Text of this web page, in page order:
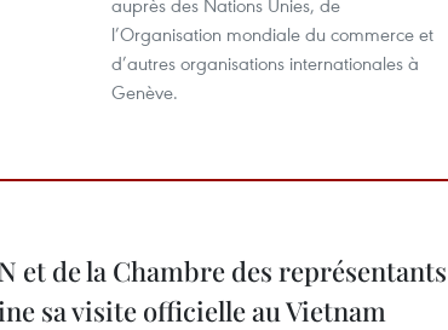
auprès des Nations Unies, de
l’Organisation mondiale du commerce et
d’autres organisations internationales à
Genève.
et de la Chambre des représentants
sa visite officielle au Vietnam